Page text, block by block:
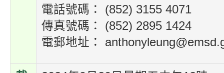
電話號碼： (852) 3155 4071
傳真號碼： (852) 2895 1424
電郵地址：